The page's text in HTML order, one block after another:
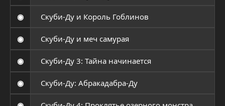
◉ Скуби-Ду и Король Гоблинов
◉ Скуби-Ду и меч самурая
◉ Скуби-Ду 3: Тайна начинается
◉ Скуби-Ду: Абракадабра-Ду